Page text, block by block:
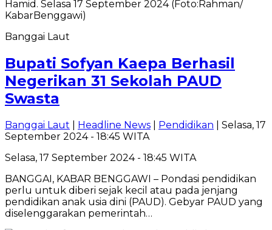
Banggai Laut
Bupati Sofyan Kaepa Berhasil
Negerikan 31 Sekolah PAUD
Swasta
Banggai Laut Headline News Pendidikan | Selasa, 17
September 2024 - 18:45 WITA
Selasa, 17 September 2024 - 18:45 WITA
BANGGAI, KABAR BENGGAWI – Pondasi pendidikan
perlu untuk diberi sejak kecil atau pada jenjang
pendidikan anak usia dini (PAUD). Gebyar PAUD yang
diselenggarakan pemerintah…